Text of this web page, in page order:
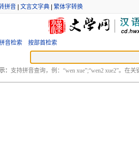
拼音| 文言文字典| 繁体字转换
音检索 按部首检索
： 支持拼音查询，例：“wen xue”;“wen2 xue2”。在